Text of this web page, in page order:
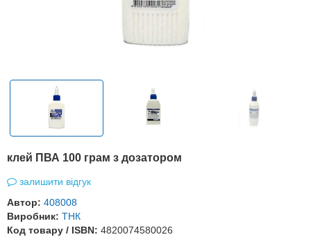
клей ПВА 100 грам з дозатором
залишити відгук
Автор: 408008
Виробник: ТНК
Код товару / ISBN: 4820074580026